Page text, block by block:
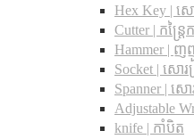
Hex Key | ស
Cutter | កន្រ្តៃ
Hammer | ញ
Socket | សោរ
Spanner |​ ស
Adjustable
knife | កាំបិត